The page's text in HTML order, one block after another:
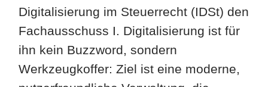
Digitalisierung im Steuerrecht (IDSt) den
Fachausschuss I. Digitalisierung ist für
ihn kein Buzzword, sondern
Werkzeugkoffer: Ziel ist eine moderne,